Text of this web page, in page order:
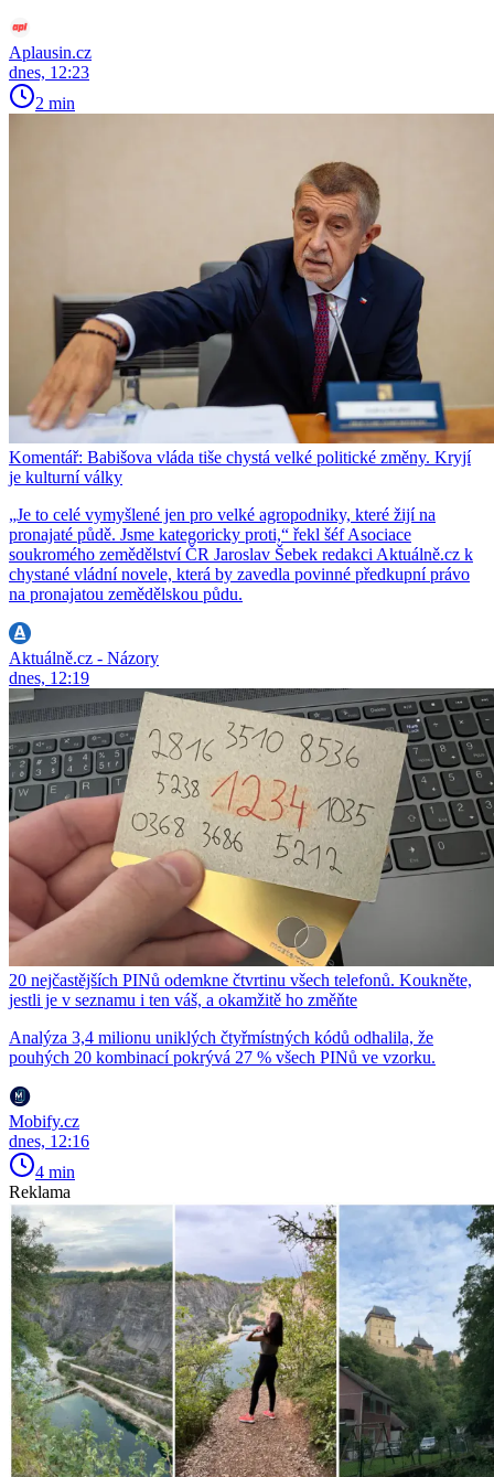
Aplausin.cz
dnes, 12:23
2 min
Komentář: Babišova vláda tiše chystá velké politické změny. Kryjí
je kulturní války
„Je to celé vymyšlené jen pro velké agropodniky, které žijí na
pronajaté půdě. Jsme kategoricky proti,“ řekl šéf Asociace
soukromého zemědělství ČR Jaroslav Šebek redakci Aktuálně.cz k
chystané vládní novele, která by zavedla povinné předkupní právo
na pronajatou zemědělskou půdu.
Aktuálně.cz - Názory
dnes, 12:19
20 nejčastějších PINů odemkne čtvrtinu všech telefonů. Koukněte,
jestli je v seznamu i ten váš, a okamžitě ho změňte
Analýza 3,4 milionu uniklých čtyřmístných kódů odhalila, že
pouhých 20 kombinací pokrývá 27 % všech PINů ve vzorku.
Mobify.cz
dnes, 12:16
4 min
Reklama